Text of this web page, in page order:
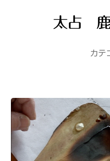
太占 鹿
カテ